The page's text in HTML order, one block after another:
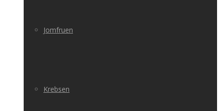
Jomfruen
Krebsen